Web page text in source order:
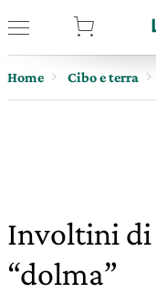
Home Cibo e terra
Involtini di
“dolma”